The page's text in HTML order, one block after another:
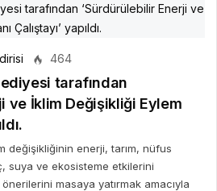
464
tarafından
ve İklim Değişikliği Eylem
değişikliğinin enerji, tarım, nüfus
suya ve ekosisteme etkilerini
masaya yatırmak amacıyla